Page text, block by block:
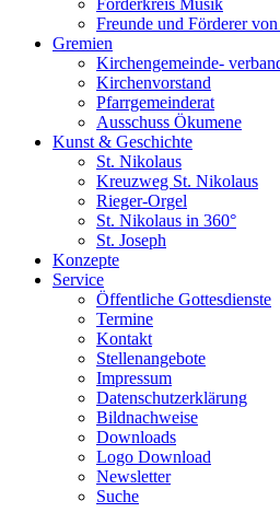
Förderkreis Musik
Freunde und Förderer
Gremien
Kirchengemeinde-
Kirchenvorstand
Pfarrgemeinderat
Ausschuss Ökumene
Kunst & Geschichte
St. Nikolaus
Kreuzweg St. Nikolaus
Rieger-Orgel
St. Nikolaus in 360°
St. Joseph
Konzepte
Service
Öffentliche Gottesdienste
Termine
Kontakt
Stellenangebote
Impressum
Datenschutzerklärung
Bildnachweise
Downloads
Logo Download
Newsletter
Suche